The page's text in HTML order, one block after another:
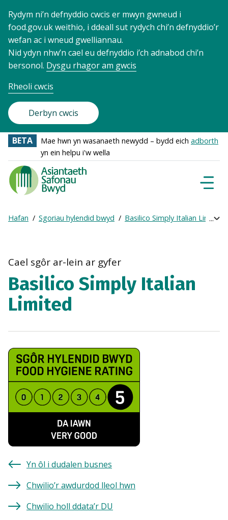
Rydym ni’n defnyddio cwcis er mwyn gwneud i
food.gov.uk weithio, i ddeall sut rydych chi’n defnyddio’r
wefan ac i wneud gwelliannau.
Nid ydyn nhw’n cael eu defnyddio i’ch adnabod chi’n
bersonol. Dysgu rhagor am gwcis
Rheoli cwcis
Derbyn cwcis
BETA Mae hwn yn wasanaeth newydd – bydd eich adborth
yn ein helpu i'w wella
Food
Standards
Agency
Frontpage
Breadcrumb
Hafan Sgoriau hylendid bwyd Basilico Simply Italian Limited
Cael sgôr ar-lein ar gyfer
Basilico Simply Italian
Limited
Yn ôl i dudalen busnes
Chwilio’r awdurdod lleol hwn
Chwilio holl ddata’r DU